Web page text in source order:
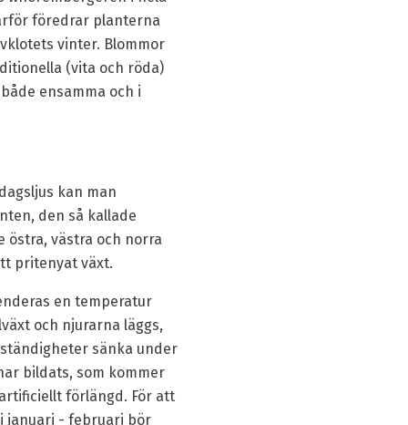
föredrar planterna
vinter. Blommor
(vita och röda)
ensamma och i
kan man
den så kallade
östra, västra och norra
pritenyat växt.
en temperatur
och njurarna läggs,
sänka under
bildats, som kommer
förlängd. För att
januari - februari bör